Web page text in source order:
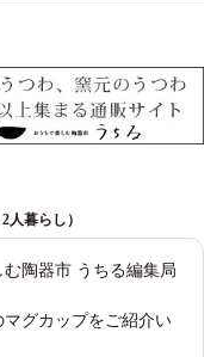
暮らし）
陶器市 うちる編集局
グカップをご紹介い